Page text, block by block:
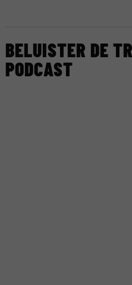
BELUISTER DE
PODCAST